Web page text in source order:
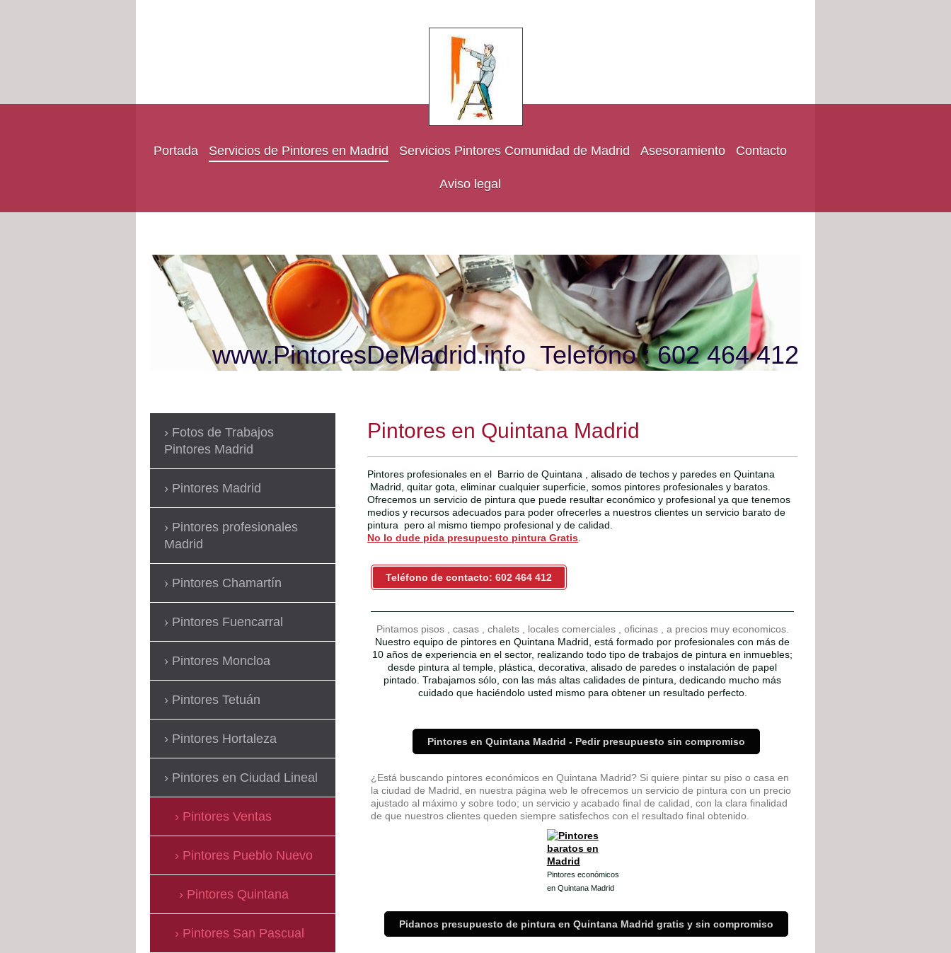
Portada Servicios de Pintores en Madrid Servicios Pintores Comunidad de Madrid Asesoramiento Contacto
Aviso legal
www.PintoresDeMadrid.info Telefóno : 602 464 412
Pintores en Quintana Madrid
Pintores profesionales en el Barrio de Quintana , alisado de techos y paredes en Quintana
Madrid, quitar gota, eliminar cualquier superficie, somos pintores profesionales y baratos.
Ofrecemos un servicio de pintura que puede resultar económico y profesional ya que tenemos
medios y recursos adecuados para poder ofrecerles a nuestros clientes un servicio barato de
pintura pero al mismo tiempo profesional y de calidad.
No lo dude pida presupuesto pintura Gratis
Teléfono de contacto: 602 464 412
Pintamos pisos , casas , chalets , locales comerciales , oficinas , a precios muy economicos.
Nuestro equipo de pintores en Quintana Madrid, está formado por profesionales con más de
10 años de experiencia en el sector, realizando todo tipo de trabajos de pintura en inmuebles;
desde pintura al temple, plástica, decorativa, alisado de paredes o instalación de papel
pintado. Trabajamos sólo, con las más altas calidades de pintura, dedicando mucho más
cuidado que haciéndolo usted mismo para obtener un resultado perfecto.
Pintores en Quintana Madrid - Pedir presupuesto sin compromiso
¿Está buscando pintores económicos en Quintana Madrid? Si quiere pintar su piso o casa en
la ciudad de Madrid, en nuestra página web le ofrecemos un servicio de pintura con un precio
ajustado al máximo y sobre todo; un servicio y acabado final de calidad, con la clara finalidad
de que nuestros clientes queden siempre satisfechos con el resultado final obtenido.
Pintores económicos
en Quintana Madrid
Pidanos presupuesto de pintura en Quintana Madrid gratis y sin compromiso
Fotos de Trabajos
Pintores Madrid
Pintores Madrid
Pintores profesionales
Madrid
Pintores Chamartín
Pintores Fuencarral
Pintores Moncloa
Pintores Tetuán
Pintores Hortaleza
Pintores en Ciudad Lineal
Pintores Ventas
Pintores Pueblo Nuevo
Pintores Quintana
Pintores San Pascual